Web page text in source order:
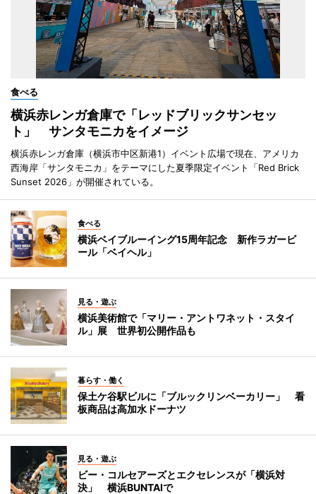
食べる
横浜赤レンガ倉庫で「レッドブリックサンセッ
ト」 サンタモニカをイメージ
横浜赤レンガ倉庫（横浜市中区新港1）イベント広場で現在、アメリカ
西海岸「サンタモニカ」をテーマにした夏季限定イベント「Red Brick
Sunset 2026」が開催されている。
食べる
横浜ベイブルーイング15周年記念 新作ラガービ
ール「ベイヘル」
見る・遊ぶ
横浜美術館で「マリー・アントワネット・スタイ
ル」展 世界初公開作品も
暮らす・働く
保土ケ谷駅ビルに「ブルックリンベーカリー」 看
板商品は高加水ドーナツ
見る・遊ぶ
ビー・コルセアーズとエクセレンスが「横浜対
決」 横浜BUNTAIで